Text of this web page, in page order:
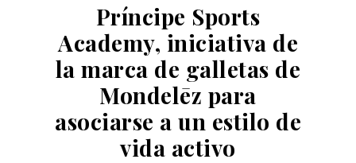
Príncipe Sports
Academy, iniciativa de
la marca de galletas de
Mondelēz para
asociarse a un estilo de
vida activo